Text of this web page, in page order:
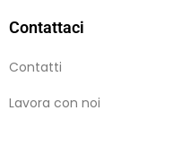
Contattaci
Contatti
Lavora con noi